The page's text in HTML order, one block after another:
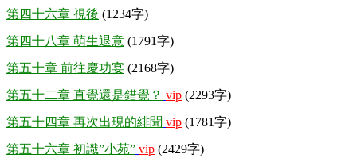
第四十六章 視後 (1234字)
第四十八章 萌生退意 (1791字)
第五十章 前往慶功宴 (2168字)
第五十二章 直覺還是錯覺？ vip (2293字)
第五十四章 再次出現的緋聞 vip (1781字)
第五十六章 初識”小苑” vip (2429字)